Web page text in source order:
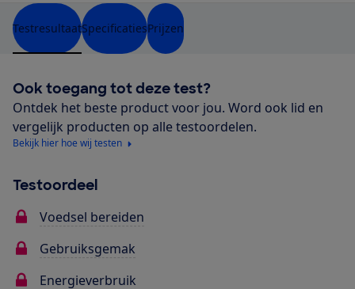
TestresultaatSpecificatiesPrijzen
Ook toegang tot deze test?
Ontdek het beste product voor jou. Word ook lid en
vergelijk producten op alle testoordelen.
Bekijk hier hoe wij testen
Testoordeel
Voedsel bereiden
Gebruiksgemak
Energieverbruik